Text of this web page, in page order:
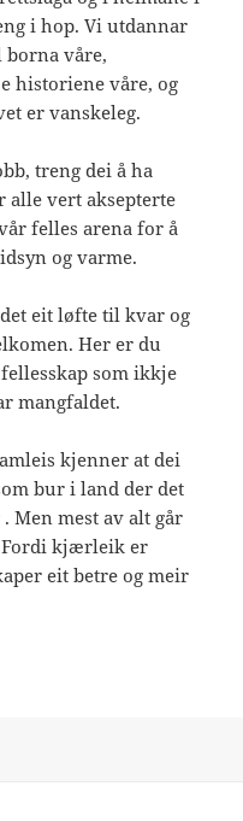
i hop. Vi utdannar
våre,
historiene våre, og
er vanskeleg.
treng dei å ha
alle vert aksepterte
felles arena for å
og varme.
eit løfte til kvar og
Her er du
som ikkje
mangfaldet.
kjenner at dei
bur i land der det
Men mest av alt går
Fordi kjærleik er
eit betre og meir